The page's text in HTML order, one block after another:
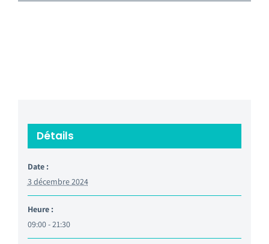
Détails
Date :
3 décembre 2024
Heure :
09:00 - 21:30